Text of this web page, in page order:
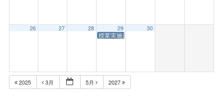
26 27 28 29
授業実施日（昭和の日）
30
2025 3月 5月 2027